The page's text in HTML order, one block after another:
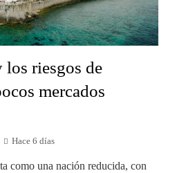
riesgos de
mercados
Hace 6 días
como una nación reducida, con